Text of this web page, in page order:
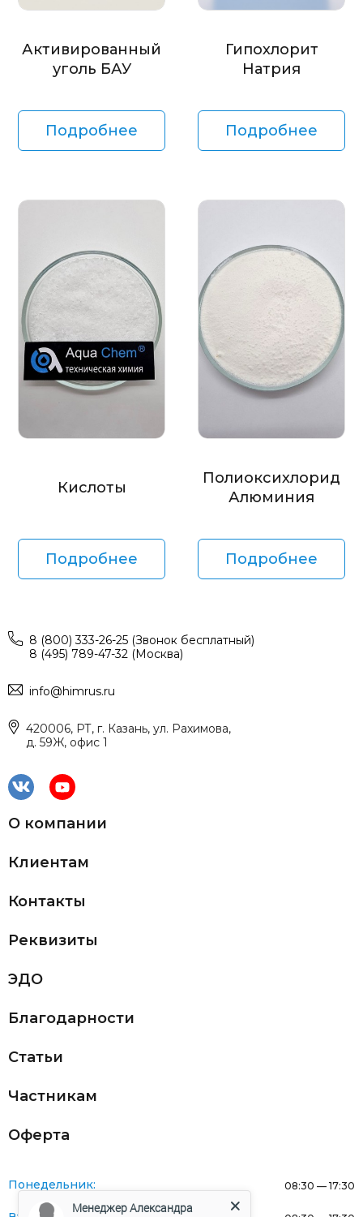
Активированный
уголь БАУ
Подробнее
Гипохлорит
Натрия
Подробнее
Кислоты
Подробнее
Полиоксихлорид
Алюминия
Подробнее
8 (800) 333-26-25 (Звонок бесплатный)
8 (495) 789-47-32 (Москва)
info@himrus.ru
420006, РТ, г. Казань, ул. Рахимова,
д. 59Ж, офис 1
О компании
Клиентам
Контакты
Реквизиты
ЭДО
Благодарности
Статьи
Частникам
Оферта
Понедельник: 08:30 — 17:30
Менеджер Александра